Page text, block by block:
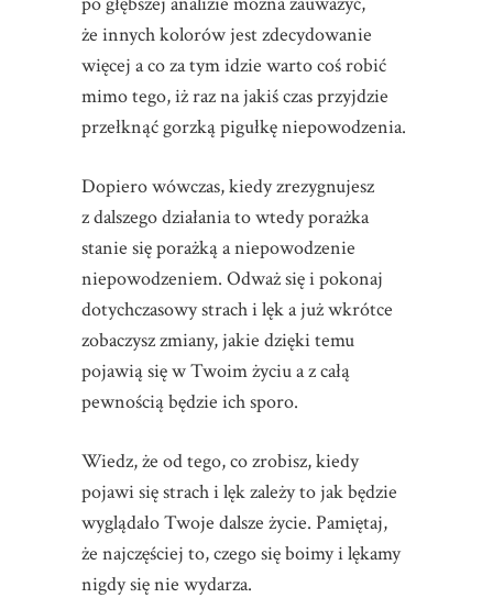
że innych kolorów jest zdecydowanie
więcej a co za tym idzie warto coś robić
mimo tego, iż raz na jakiś czas przyjdzie
przełknąć gorzką pigułkę niepowodzenia.
Dopiero wówczas, kiedy zrezygnujesz
z dalszego działania to wtedy porażka
stanie się porażką a niepowodzenie
niepowodzeniem. Odważ się i pokonaj
dotychczasowy strach i lęk a już wkrótce
zobaczysz zmiany, jakie dzięki temu
pojawią się w Twoim życiu a z całą
pewnością będzie ich sporo.
Wiedz, że od tego, co zrobisz, kiedy
pojawi się strach i lęk zależy to jak będzie
wyglądało Twoje dalsze życie. Pamiętaj,
że najczęściej to, czego się boimy i lękamy
nigdy się nie wydarza.